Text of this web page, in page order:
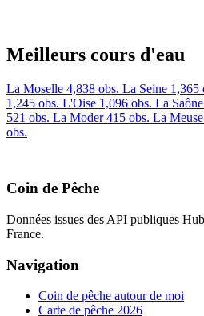
Meilleurs cours d'eau
La Moselle 4,838 obs. La Seine 1,365
1,245 obs. L'Oise 1,096 obs. La Saône
521 obs. La Moder 415 obs. La Meuse
obs.
Coin de Pêche
Données issues des API publiques
France.
Navigation
Coin de pêche autour de moi
Carte de pêche 2026